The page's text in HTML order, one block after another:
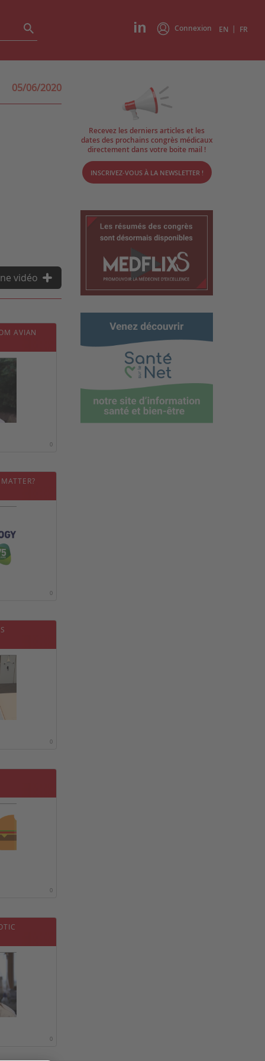
Connexion EN | FR
05/06/2020
vidéo
AVIAN
0
0
0
0
0
Recevez les derniers articles et les
dates des prochains congrès médicaux
directement dans votre boite mail !
INSCRIVEZ-VOUS À LA NEWSLETTER !